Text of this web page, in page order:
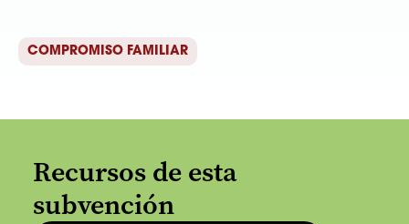
COMPROMISO FAMILIAR
Recursos de esta
subvención